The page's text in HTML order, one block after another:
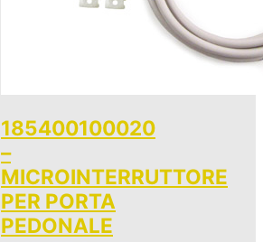
185400100020
–
MICROINTERRUTTORE
PER PORTA
PEDONALE